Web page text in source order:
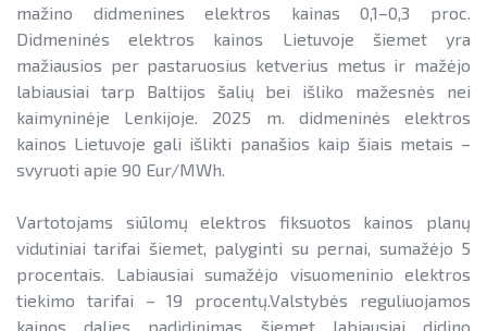
mažino didmenines elektros kainas 0,1–0,3 proc.
Didmeninės elektros kainos Lietuvoje šiemet yra
mažiausios per pastaruosius ketverius metus ir mažėjo
labiausiai tarp Baltijos šalių bei išliko mažesnės nei
kaimyninėje Lenkijoje. 2025 m. didmeninės elektros
kainos Lietuvoje gali išlikti panašios kaip šiais metais –
svyruoti apie 90 Eur/MWh.
Vartotojams siūlomų elektros fiksuotos kainos planų
vidutiniai tarifai šiemet, palyginti su pernai, sumažėjo 5
procentais. Labiausiai sumažėjo visuomeninio elektros
tiekimo tarifai – 19 procentų.Valstybės reguliuojamos
kainos dalies padidinimas šiemet labiausiai didino